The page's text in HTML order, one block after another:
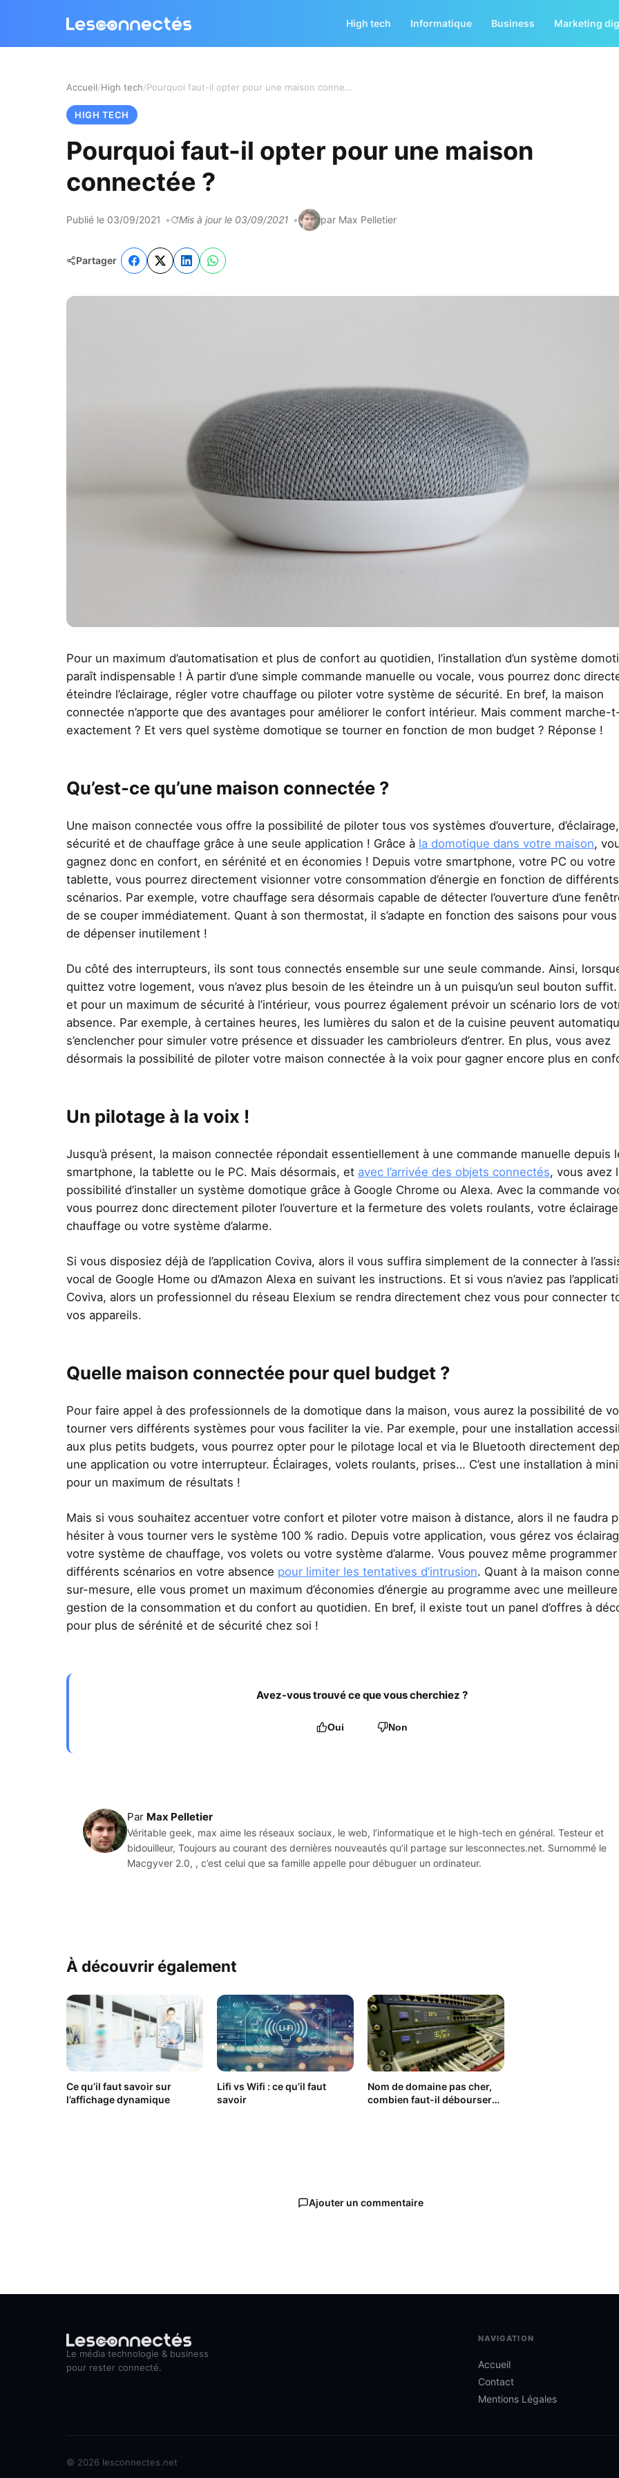
High tech Informatique Business Marketing
Accueil High tech Pourquoi faut-il opter pour une maison connectée ?
HIGH TECH
Pourquoi faut-il opter pour une maison
connectée ?
Publié le 03/09/2021 Mis à jour le 03/09/2021 par Max Pelletier
Partager
Pour un maximum d’automatisation et plus de confort au quotidien, l’installation d’un système
paraît indispensable ! À partir d’une simple commande manuelle ou vocale, vous pourrez donc
éteindre l’éclairage, régler votre chauffage ou piloter votre système de sécurité. En bref, la maison
connectée n’apporte que des avantages pour améliorer le confort intérieur. Mais comment marche-
exactement ? Et vers quel système domotique se tourner en fonction de mon budget ? Réponse !
Qu’est-ce qu’une maison connectée ?
Une maison connectée vous offre la possibilité de piloter tous vos systèmes d’ouverture,
sécurité et de chauffage grâce à une seule application ! Grâce à la domotique dans votre maison,
gagnez donc en confort, en sérénité et en économies ! Depuis votre smartphone, votre PC ou votre
tablette, vous pourrez directement visionner votre consommation d’énergie en fonction de différents
scénarios. Par exemple, votre chauffage sera désormais capable de détecter l’ouverture d’une
de se couper immédiatement. Quant à son thermostat, il s’adapte en fonction des saisons pour
de dépenser inutilement !
Du côté des interrupteurs, ils sont tous connectés ensemble sur une seule commande. Ainsi,
quittez votre logement, vous n’avez plus besoin de les éteindre un à un puisqu’un seul bouton suffit.
et pour un maximum de sécurité à l’intérieur, vous pourrez également prévoir un scénario lors de
absence. Par exemple, à certaines heures, les lumières du salon et de la cuisine peuvent
s’enclencher pour simuler votre présence et dissuader les cambrioleurs d’entrer. En plus, vous avez
désormais la possibilité de piloter votre maison connectée à la voix pour gagner encore plus en
Un pilotage à la voix !
Jusqu’à présent, la maison connectée répondait essentiellement à une commande manuelle depuis
smartphone, la tablette ou le PC. Mais désormais, et avec l’arrivée des objets connectés, vous avez
possibilité d’installer un système domotique grâce à Google Chrome ou Alexa. Avec la commande
vous pourrez donc directement piloter l’ouverture et la fermeture des volets roulants, votre
chauffage ou votre système d’alarme.
Si vous disposiez déjà de l’application Coviva, alors il vous suffira simplement de la connecter à
vocal de Google Home ou d’Amazon Alexa en suivant les instructions. Et si vous n’aviez pas
Coviva, alors un professionnel du réseau Elexium se rendra directement chez vous pour connecter
vos appareils.
Quelle maison connectée pour quel budget ?
Pour faire appel à des professionnels de la domotique dans la maison, vous aurez la possibilité de
tourner vers différents systèmes pour vous faciliter la vie. Par exemple, pour une installation
aux plus petits budgets, vous pourrez opter pour le pilotage local et via le Bluetooth directement
une application ou votre interrupteur. Éclairages, volets roulants, prises… C’est une installation à
pour un maximum de résultats !
Mais si vous souhaitez accentuer votre confort et piloter votre maison à distance, alors il ne faudra
hésiter à vous tourner vers le système 100 % radio. Depuis votre application, vous gérez vos
votre système de chauffage, vos volets ou votre système d’alarme. Vous pouvez même programmer
différents scénarios en votre absence pour limiter les tentatives d’intrusion. Quant à la maison
sur-mesure, elle vous promet un maximum d’économies d’énergie au programme avec une meilleure
gestion de la consommation et du confort au quotidien. En bref, il existe tout un panel d’offres à
pour plus de sérénité et de sécurité chez soi !
Avez-vous trouvé ce que vous cherchiez ?
Oui Non
Par Max Pelletier
Véritable geek, max aime les réseaux sociaux, le web, l’informatique et le high-tech en général. Testeur et
bidouilleur, Toujours au courant des dernières nouveautés qu’il partage sur lesconnectes.net. Surnommé le
Macgyver 2.0, , c’est celui que sa famille appelle pour débuguer un ordinateur.
À découvrir également
Ce qu’il faut savoir sur
l’affichage dynamique
Lifi vs Wifi : ce qu’il faut
savoir
Nom de domaine pas cher,
combien faut-il débourser
Ajouter un commentaire
Le média technologie & business
pour rester connecté.
NAVIGATION
Accueil
Contact
Mentions Légales
© 2026 lesconnectes.net